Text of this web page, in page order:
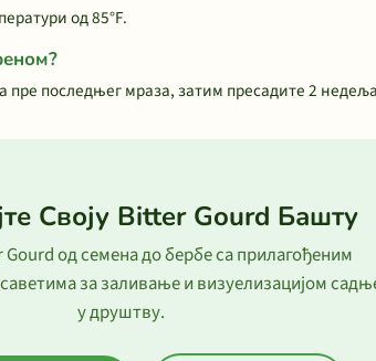
од 85°F.
последњег мраза, затим пресадите 2
Своју Bitter Gourd Башту
од семена до бербе са прилагођеним
за заливање и визуелизацијом
у друштву.